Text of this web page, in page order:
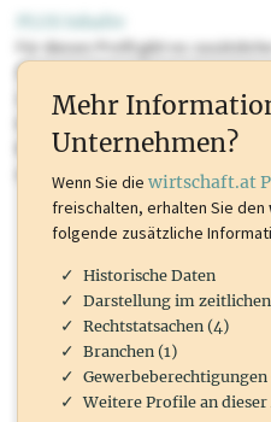
PLUS Inhalte
Für dieses Profil gibt es
Sie momentan nicht einsehen
oder loggen Sie sich ein um diese
Marken, Patente,
mehr.
Mehr
Unternehmen?
Wenn Sie die wirtschaft.at
freischalten, erhalten Sie den
folgende zusätzliche
Historische Daten
Darstellung im
Rechtstatsachen (4)
Branchen (1)
Gewerbeberechtigungen
Weitere Profile an dieser